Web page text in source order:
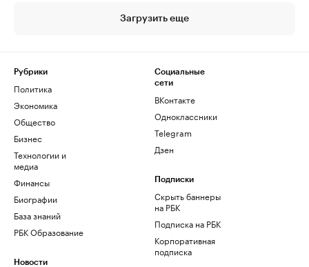
Загрузить еще
Рубрики
Политика
Экономика
Общество
Бизнес
Технологии и
медиа
Финансы
Биографии
База знаний
РБК Образование
Новости
Социальные
сети
ВКонтакте
Одноклассники
Telegram
Дзен
Подписки
Скрыть баннеры
на РБК
Подписка на РБК
Корпоративная
подписка